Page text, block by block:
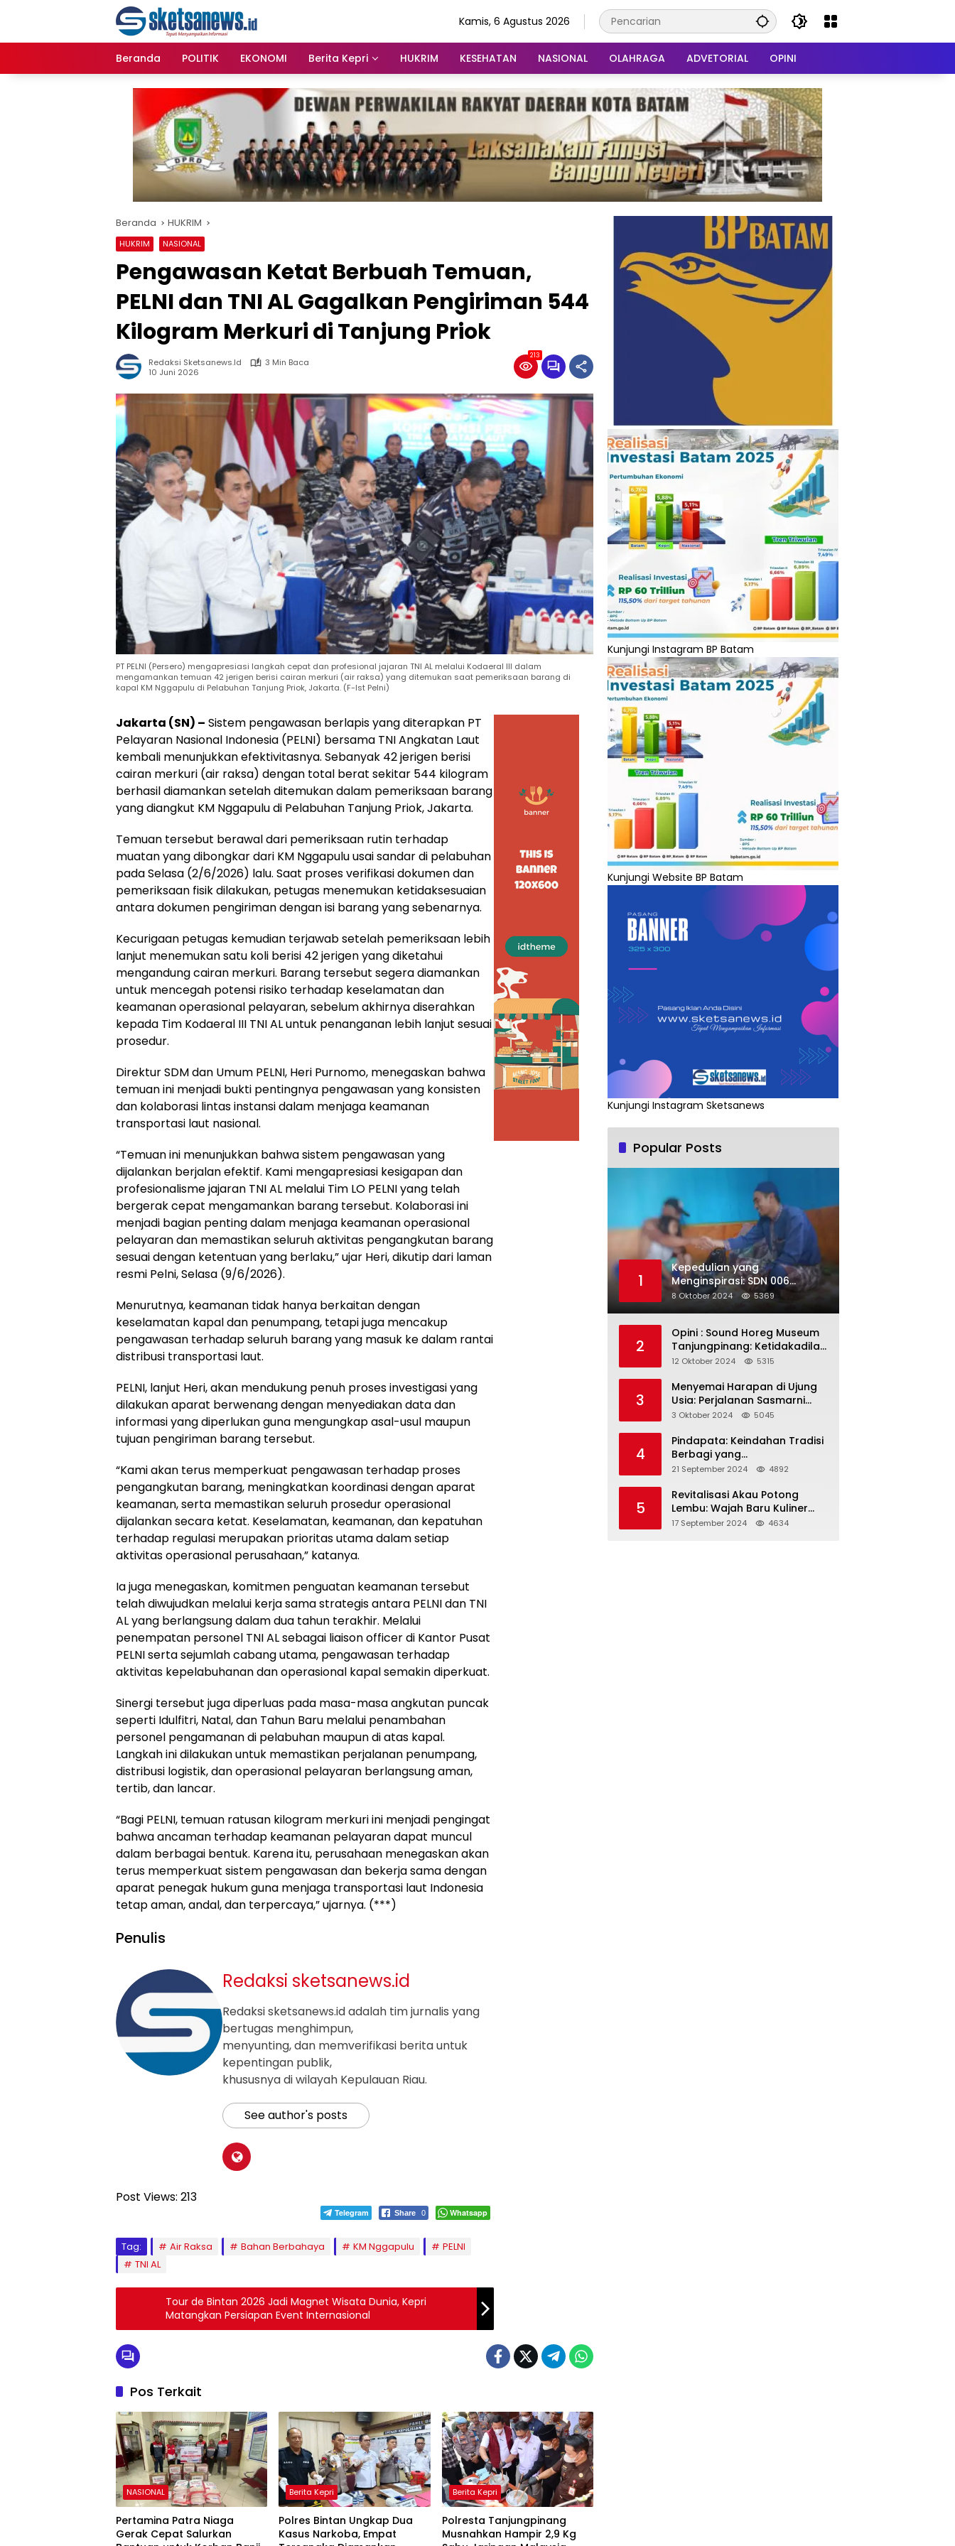
Kamis, 6 Agustus 2026
Beranda POLITIK EKONOMI Berita Kepri HUKRIM KESEHATAN NASIONAL OLAHRAGA ADVETORIAL OPINI
Beranda HUKRIM
HUKRIM NASIONAL
Pengawasan Ketat Berbuah Temuan,
PELNI dan TNI AL Gagalkan Pengiriman 544
Kilogram Merkuri di Tanjung Priok
Redaksi Sketsanews.id
3 Min Baca
10 Juni 2026
213
PT PELNI (Persero) mengapresiasi langkah cepat dan profesional jajaran TNI AL melalui Kodaeral III dalam
mengamankan temuan 42 jerigen berisi cairan merkuri (air raksa) yang ditemukan saat pemeriksaan barang di
kapal KM Nggapulu di Pelabuhan Tanjung Priok, Jakarta. (F-Ist Pelni)
Jakarta (SN) – Sistem pengawasan berlapis yang diterapkan PT
Pelayaran Nasional Indonesia (PELNI) bersama TNI Angkatan Laut
kembali menunjukkan efektivitasnya. Sebanyak 42 jerigen berisi
cairan merkuri (air raksa) dengan total berat sekitar 544 kilogram
berhasil diamankan setelah ditemukan dalam pemeriksaan barang
yang diangkut KM Nggapulu di Pelabuhan Tanjung Priok, Jakarta.
Temuan tersebut berawal dari pemeriksaan rutin terhadap
muatan yang dibongkar dari KM Nggapulu usai sandar di pelabuhan
pada Selasa (2/6/2026) lalu. Saat proses verifikasi dokumen dan
pemeriksaan fisik dilakukan, petugas menemukan ketidaksesuaian
antara dokumen pengiriman dengan isi barang yang sebenarnya.
Kecurigaan petugas kemudian terjawab setelah pemeriksaan lebih
lanjut menemukan satu koli berisi 42 jerigen yang diketahui
mengandung cairan merkuri. Barang tersebut segera diamankan
untuk mencegah potensi risiko terhadap keselamatan dan
keamanan operasional pelayaran, sebelum akhirnya diserahkan
kepada Tim Kodaeral III TNI AL untuk penanganan lebih lanjut sesuai
prosedur.
Direktur SDM dan Umum PELNI, Heri Purnomo, menegaskan bahwa
temuan ini menjadi bukti pentingnya pengawasan yang konsisten
dan kolaborasi lintas instansi dalam menjaga keamanan
transportasi laut nasional.
“Temuan ini menunjukkan bahwa sistem pengawasan yang
dijalankan berjalan efektif. Kami mengapresiasi kesigapan dan
profesionalisme jajaran TNI AL melalui Tim LO PELNI yang telah
bergerak cepat mengamankan barang tersebut. Kolaborasi ini
menjadi bagian penting dalam menjaga keamanan operasional
pelayaran dan memastikan seluruh aktivitas pengangkutan barang
sesuai dengan ketentuan yang berlaku,” ujar Heri, dikutip dari laman
resmi Pelni, Selasa (9/6/2026).
Menurutnya, keamanan tidak hanya berkaitan dengan
keselamatan kapal dan penumpang, tetapi juga mencakup
pengawasan terhadap seluruh barang yang masuk ke dalam rantai
distribusi transportasi laut.
PELNI, lanjut Heri, akan mendukung penuh proses investigasi yang
dilakukan aparat berwenang dengan menyediakan data dan
informasi yang diperlukan guna mengungkap asal-usul maupun
tujuan pengiriman barang tersebut.
“Kami akan terus memperkuat pengawasan terhadap proses
pengangkutan barang, meningkatkan koordinasi dengan aparat
keamanan, serta memastikan seluruh prosedur operasional
dijalankan secara ketat. Keselamatan, keamanan, dan kepatuhan
terhadap regulasi merupakan prioritas utama dalam setiap
aktivitas operasional perusahaan,” katanya.
Ia juga menegaskan, komitmen penguatan keamanan tersebut
telah diwujudkan melalui kerja sama strategis antara PELNI dan TNI
AL yang berlangsung dalam dua tahun terakhir. Melalui
penempatan personel TNI AL sebagai liaison officer di Kantor Pusat
PELNI serta sejumlah cabang utama, pengawasan terhadap
aktivitas kepelabuhanan dan operasional kapal semakin diperkuat.
Sinergi tersebut juga diperluas pada masa-masa angkutan puncak
seperti Idulfitri, Natal, dan Tahun Baru melalui penambahan
personel pengamanan di pelabuhan maupun di atas kapal.
Langkah ini dilakukan untuk memastikan perjalanan penumpang,
distribusi logistik, dan operasional pelayaran berlangsung aman,
tertib, dan lancar.
“Bagi PELNI, temuan ratusan kilogram merkuri ini menjadi pengingat
bahwa ancaman terhadap keamanan pelayaran dapat muncul
dalam berbagai bentuk. Karena itu, perusahaan menegaskan akan
terus memperkuat sistem pengawasan dan bekerja sama dengan
aparat penegak hukum guna menjaga transportasi laut Indonesia
tetap aman, andal, dan terpercaya,” ujarnya. (***)
Penulis
Redaksi sketsanews.id
Redaksi sketsanews.id adalah tim jurnalis yang
bertugas menghimpun,
menyunting, dan memverifikasi berita untuk
kepentingan publik,
khususnya di wilayah Kepulauan Riau.
See author's posts
Post Views: 213
Telegram Share 0 Whatsapp
Tag: Air Raksa Bahan Berbahaya KM Nggapulu
PELNI
TNI AL
Tour de Bintan 2026 Jadi Magnet Wisata Dunia, Kepri
Matangkan Persiapan Event Internasional
Pos Terkait
NASIONAL
Pertamina Patra Niaga
Gerak Cepat Salurkan
Berita Kepri
Polres Bintan Ungkap Dua
Kasus Narkoba, Empat
Berita Kepri
Polresta Tanjungpinang
Musnahkan Hampir 2,9 Kg
Kunjungi Instagram BP Batam
Kunjungi Website BP Batam
Kunjungi Instagram Sketsanews
Popular Posts
1
Kepedulian yang
Menginspirasi: SDN 006
Merawang Gelar Program
“Berbagi Segenggam Beras”
8 Oktober 2024 5369
2
Opini : Sound Horeg Museum
Tanjungpinang: Ketidakadilan
dalam Representasi
12 Oktober 2024 5315
3
Menyemai Harapan di Ujung
Usia: Perjalanan Sasmarni
dalam Menyentuh Hati dan
3 Oktober 2024 5045
4
Pindapata: Keindahan Tradisi
Berbagi yang
Menghubungkan Umat dalam
Kebersamaan dalam Agama
Buddha
21 September 2024 4892
5
Revitalisasi Akau Potong
Lembu: Wajah Baru Kuliner
Legendaris Tanjungpinang
17 September 2024 4634